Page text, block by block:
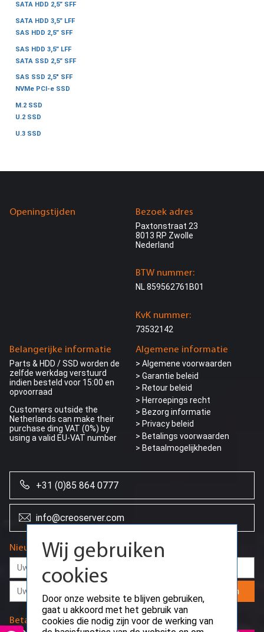
SATA HDD 2,5” SFF
SATA HDD 3,5” LFF
SAS HDD 2,5” SFF
SAS HDD 3,5” LFF
SATA SSD 2,5” SFF
SAS SSD 2,5" SFF
NVMe PCI-e SSD
M.2 SSD
U.2 SSD
U.3 SSD
Openingstijden
Belangerijke informatie
Parts & HDD / SSD worden de
zelfde werkdag verstuurd
indien besteld voor 15:00 en
opvoorraad
Customers outside the
Netherlands can make their
purchase ding VAT (0%) by
using a valid EU-VAT number
Algemene informatie
> Algemene voorwaarden
> Garantie beleid
> Retour beleid
> Herroepings recht
> Bezorg informatie
> Privacy beleid
> Betalings voorwaarden
> Betaalmogelijkheden
Bezoek adres
Paxtonstraat 23
8013 RP Zwolle
Nederland
BTW nummer:
NL 859562761B01
KvK nummer:
73532142
+31 (0)85 864 0777
info@creoserver.com
Nieuwsbrief
Aanmelden
Betaalmethodes
Wij gebruiken
cookies
Door onze website te blijven gebruiken,
gaat u akkoord met het gebruik van
cookies die nodig zijn voor de werking van